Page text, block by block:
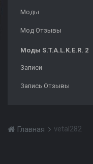
Моды
Мод Отзывы
Моды S.T.A.L.K.E.R. 2
Записи
Запись Отзывы
Главная vetal282